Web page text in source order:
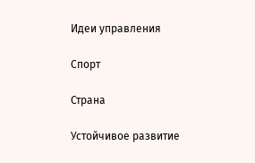
Идеи управления
Спорт
Страна
Устойчивое развитие